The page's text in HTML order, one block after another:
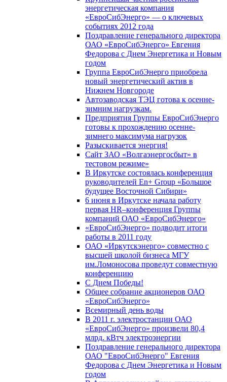
энергетическая компания
«ЕвроСибЭнерго» — о ключевых
событиях 2012 года
Поздравление генерального директора
ОАО «ЕвроСибЭнерго» Евгения
Федорова с Днем Энергетика и Новым
годом
Группа ЕвроСибЭнерго приобрела
новый энергетический актив в
Нижнем Новгороде
Автозаводская ТЭЦ готова к осенне-
зимним нагрузкам.
Предприятия Группы ЕвроСибЭнерго
готовы к прохождению осенне-
зимнего максимума нагрузок
Разыскивается энергия!
Сайт ЗАО «Волгаэнергосбыт» в
тестовом режиме»
В Иркутске состоялась конференция
руководителей En+ Group «Большое
будущее Восточной Сибири»
6 июня в Иркутске начала работу
первая HR–конференция Группы
компаний ОАО «ЕвроСибЭнерго»
«ЕвроСибЭнерго» подводит итоги
работы в 2011 году
ОАО «Иркутскэнерго» совместно с
высшей школой бизнеса МГУ
им.Ломоносова проведут совместную
конференцию
С Днем Победы!
Общее собрание акционеров ОАО
«ЕвроСибЭнерго»
Всемирный день воды
В 2011 г. электростанции ОАО
«ЕвроСибЭнерго» произвели 80,4
млрд. кВтч электроэнергии
Поздравление генерального директора
ОАО "ЕвроСибЭнерго" Евгения
Федорова с Днем Энергетика и Новым
годом